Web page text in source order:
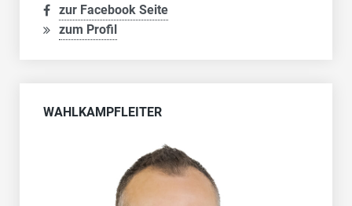
zur Facebook Seite
zum Profil
WAHLKAMPFLEITER